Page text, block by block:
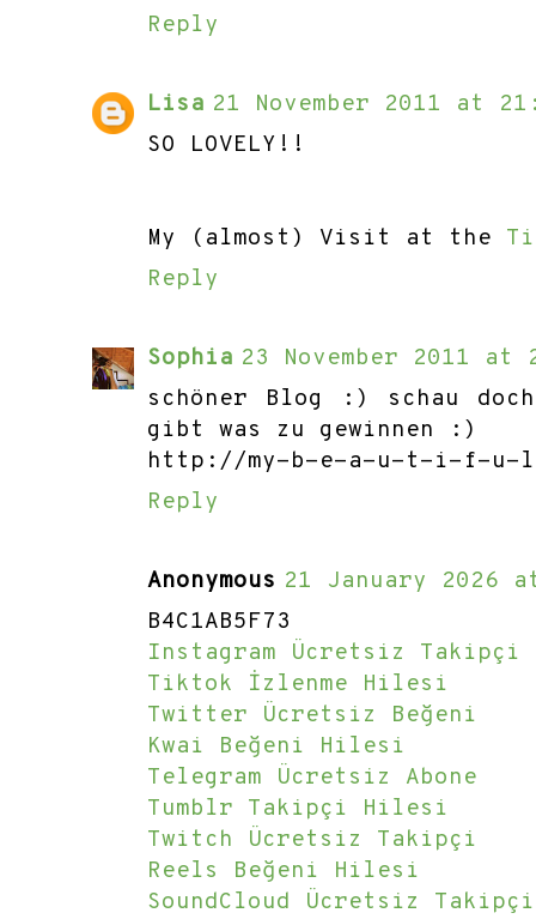
Reply
Lisa 21 November 2011 at
SO LOVELY!!
My (almost) Visit at the
Reply
Sophia 23 November 2011 at
schöner Blog :) schau
gibt was zu gewinnen :)
http://my-b-e-a-u-t-i-f-u-l-
Reply
Anonymous 21 January 2026
B4C1AB5F73
Instagram Ücretsiz Takipçi
Tiktok İzlenme Hilesi
Twitter Ücretsiz Beğeni
Kwai Beğeni Hilesi
Telegram Ücretsiz Abone
Tumblr Takipçi Hilesi
Twitch Ücretsiz Takipçi
Reels Beğeni Hilesi
SoundCloud Ücretsiz Takipçi